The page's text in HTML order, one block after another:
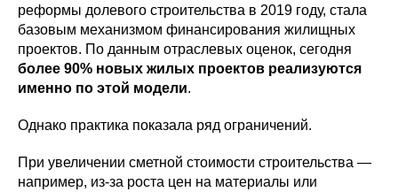
реформы долевого строительства в 2019 году, стала
базовым механизмом финансирования жилищных
проектов. По данным отраслевых оценок, сегодня
более 90% новых жилых проектов реализуются
именно по этой модели.
Однако практика показала ряд ограничений.
При увеличении сметной стоимости строительства —
например, из-за роста цен на материалы или